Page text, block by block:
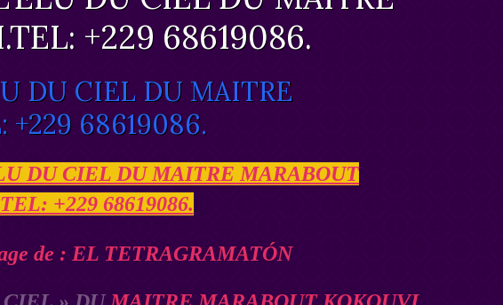
+229 68619086.
DU CIEL DU MAITRE
+229 68619086.
DU CIEL DU MAITRE MARABOUT
+229 68619086.